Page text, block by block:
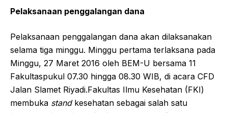
Pelaksanaan penggalangan dana
Pelaksanaan penggalangan dana akan dilaksanakan
selama tiga minggu. Minggu pertama terlaksana pada
Minggu, 27 Maret 2016 oleh BEM-U bersama 11
Fakultaspukul 07.30 hingga 08.30 WIB, di acara CFD
Jalan Slamet Riyadi.Fakultas Ilmu Kesehatan (FKI)
membuka standkesehatan sebagai salah satu